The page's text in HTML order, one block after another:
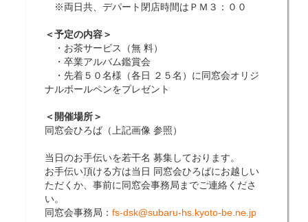
※両日共、デパート閉店時間はＰＭ３：００
＜予定の内容＞
・お茶サービス（無 料）
・卒業アルバム鑑賞会
・先着５０名様（各日 ２５名）に同窓会オリジ
ナルボールペンをプレゼント
＜開催場所＞
同窓会ひろば（上記画像 参照）
当日のお手伝いを若干名 募集しております。
お手伝い頂ける方は当日 同窓会ひろばにお越しい
ただくか、事前に同窓会事務局までご連絡くださ
い。
同窓会事務局： fs-dsk@subaru-hs.kyoto-be.ne.jp